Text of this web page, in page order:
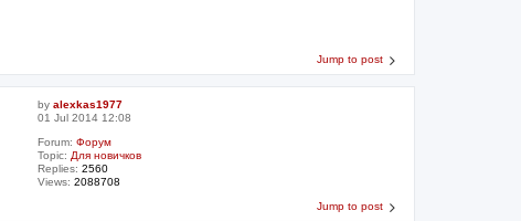
Jump to post
by alexkas1977
01 Jul 2014 12:08
Forum: Форум
Topic: Для новичков
Replies: 2560
Views: 2088708
Jump to post